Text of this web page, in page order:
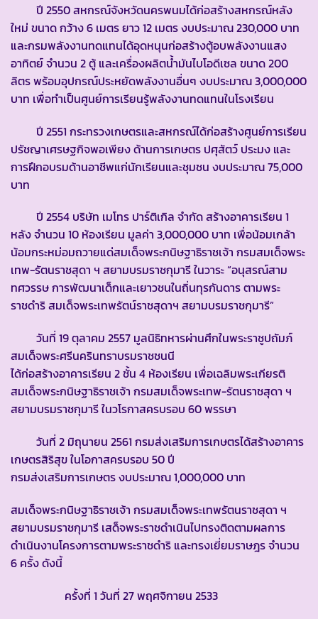
ปี 2550 สหกรณ์จังหวัดนครพนมได้ก่อสร้างสหกรณ์หลัง
ใหม่ ขนาด กว้าง 6 เมตร ยาว 12 เมตร งบประมาณ 230,000 บาท
และกรมพลังงานทดแทนได้อุดหนุนก่อสร้างตู้อบพลังงานแสง
อาทิตย์ จำนวน 2 ตู้ และเครื่องผลิตน้ำมันไบโอดีเซล ขนาด 200
ลิตร พร้อมอุปกรณ์ประหยัดพลังงานอื่นๆ งบประมาณ 3,000,000
บาท เพื่อทำเป็นศูนย์การเรียนรู้พลังงานทดแทนในโรงเรียน
ปี 2551 กระทรวงเกษตรและสหกรณ์ได้ก่อสร้างศูนย์การเรียน
ปรัชญาเศรษฐกิจพอเพียง ด้านการเกษตร ปศุสัตว์ ประมง และ
การฝึกอบรมด้านอาชีพแก่นักเรียนและชุมชน งบประมาณ 75,000
บาท
ปี 2554 บริษัท เมโทร ปาร์ติเกิล จำกัด สร้างอาคารเรียน 1
หลัง จำนวน 10 ห้องเรียน มูลค่า 3,000,000 บาท เพื่อน้อมเกล้า
น้อมกระหม่อมถวายแด่สมเด็จพระกนิษฐาธิราชเจ้า กรมสมเด็จพระ
เทพ-รัตนราชสุดา ฯ สยามบรมราชกุมารี ในวาระ “อนุสรณ์สาม
ทศวรรษ การพัฒนาเด็กและเยาวชนในถิ่นทุรกันดาร ตามพระ
ราชดำริ สมเด็จพระเทพรัตน์ราชสุดาฯ สยามบรมราชกุมารี”
วันที่ 19 ตุลาคม 2557 มูลนิธิทหารผ่านศึกในพระราชูปถัมภ์
สมเด็จพระศรีนครินทราบรมราชชนนี
ได้ก่อสร้างอาคารเรียน 2 ชั้น 4 ห้องเรียน เพื่อเฉลิมพระเกียรติ
สมเด็จพระกนิษฐาธิราชเจ้า กรมสมเด็จพระเทพ-รัตนราชสุดา ฯ
สยามบรมราชกุมารี ในวโรกาสครบรอบ 60 พรรษา
วันที่ 2 มิถุนายน 2561 กรมส่งเสริมการเกษตรได้สร้างอาคาร
เกษตรสิริสุข ในโอกาสครบรอบ 50 ปี
กรมส่งเสริมการเกษตร งบประมาณ 1,000,000 บาท
สมเด็จพระกนิษฐาธิราชเจ้า กรมสมเด็จพระเทพรัตนราชสุดา ฯ
สยามบรมราชกุมารี เสด็จพระราชดำเนินไปทรงติดตามผลการ
ดำเนินงานโครงการตามพระราชดำริ และทรงเยี่ยมราษฎร จำนวน
6 ครั้ง ดังนี้
ครั้งที่ 1 วันที่ 27 พฤศจิกายน 2533